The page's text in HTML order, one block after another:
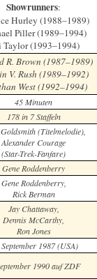
Showrunners:
Hurley (1988–1989)
Piller (1989–1994)
Taylor (1993–1994)
R. Brown (1987–1989)
V. Rush (1989–1992)
West (1992–1994)
45 Minuten
178 in 7 Staffeln
(Titelmelodie),
Alexander Courage
(Star-Trek-Fanfare)
Gene Roddenberry
Gene Roddenberry,
Rick Berman
Jay Chattaway,
Dennis McCarthy,
Ron Jones
1987 (USA)
1990 auf ZDF